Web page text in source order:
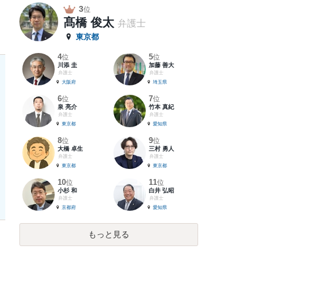
3位
髙橋 俊太 弁護士
東京都
4位
川添 圭
弁護士
大阪府
5位
加藤 善大
弁護士
埼玉県
6位
泉 亮介
弁護士
東京都
7位
竹本 真紀
弁護士
愛知県
8位
大橋 卓生
弁護士
東京都
9位
三村 勇人
弁護士
東京都
10位
小杉 和
弁護士
京都府
11位
白井 弘昭
弁護士
愛知県
もっと見る